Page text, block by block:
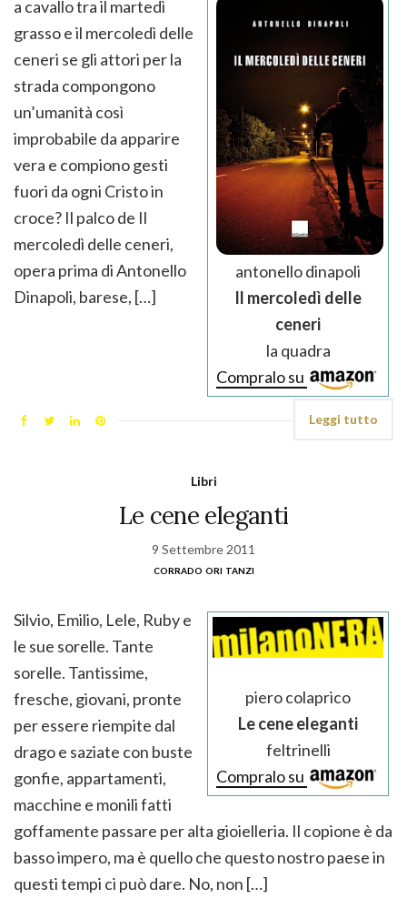
antonello dinapoli
Il mercoledì delle
ceneri
la quadra
Compralo su
a cavallo tra il martedì
grasso e il mercoledì delle
ceneri se gli attori per la
strada compongono
un’umanità così
improbabile da apparire
vera e compiono gesti
fuori da ogni Cristo in
croce? Il palco de Il
mercoledì delle ceneri,
opera prima di Antonello
Dinapoli, barese, […]
Leggi tutto
Libri
Le cene eleganti
9 Settembre 2011
corrado ori tanzi
piero colaprico
Le cene eleganti
feltrinelli
Compralo su
Silvio, Emilio, Lele, Ruby e
le sue sorelle. Tante
sorelle. Tantissime,
fresche, giovani, pronte
per essere riempite dal
drago e saziate con buste
gonfie, appartamenti,
macchine e monili fatti
goffamente passare per alta gioielleria. Il copione è da
basso impero, ma è quello che questo nostro paese in
questi tempi ci può dare. No, non […]